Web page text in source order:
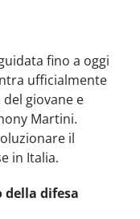
fino a oggi
ufficialmente
giovane e
Martini.
il
in Italia.
della difesa